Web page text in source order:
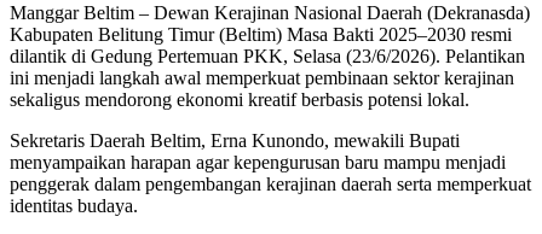
Manggar Beltim – Dewan Kerajinan Nasional Daerah (Dekranasda)
Kabupaten Belitung Timur (Beltim) Masa Bakti 2025–2030 resmi
dilantik di Gedung Pertemuan PKK, Selasa (23/6/2026). Pelantikan
ini menjadi langkah awal memperkuat pembinaan sektor kerajinan
sekaligus mendorong ekonomi kreatif berbasis potensi lokal.
Sekretaris Daerah Beltim, Erna Kunondo, mewakili Bupati
menyampaikan harapan agar kepengurusan baru mampu menjadi
penggerak dalam pengembangan kerajinan daerah serta memperkuat
identitas budaya.